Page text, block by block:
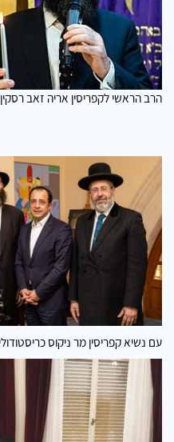
הרב הראשי לקפריסין אריה זאב
עם נשיא קפריסין מר ניקוס